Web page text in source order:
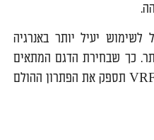
לשימוש יעיל יותר באנרגיה
כך שבחירת הדגם המתאים
מבין הדגמים של מערכות מיזוג VRF תספק את הפתרון ההולם